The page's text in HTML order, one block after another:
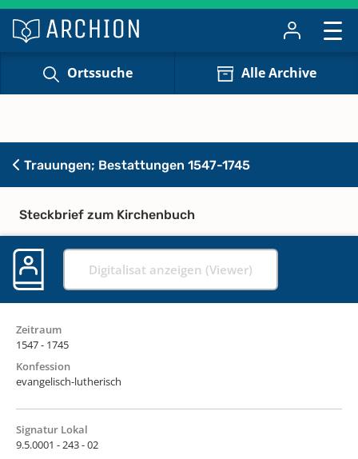
Ortssuche Alle Archive
Trauungen; Bestattungen 1547-1745
Steckbrief zum Kirchenbuch
Digitalisat anzeigen (Viewer)
Zeitraum
1547 - 1745
Konfession
evangelisch-lutherisch
Signatur Lokal
9.5.0001 - 243 - 02